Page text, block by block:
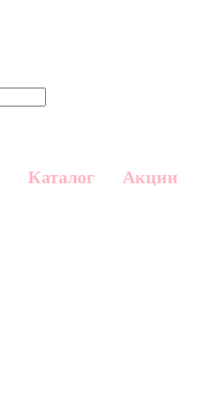
Каталог Акции